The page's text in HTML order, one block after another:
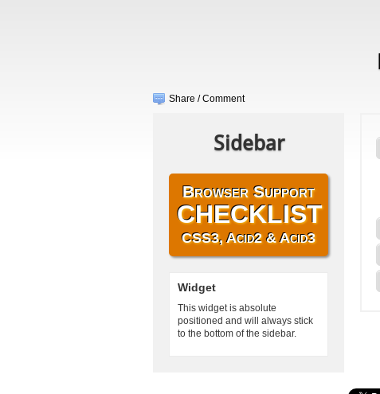
Share / Comment
Sidebar
Browser Support
CHECKLIST
CSS3, Acid2 & Acid3
Widget
This widget is absolute
positioned and will always stick
to the bottom of the sidebar.